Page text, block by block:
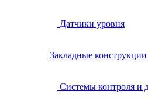
Датчики уровня
Закладные
Системы контроля и